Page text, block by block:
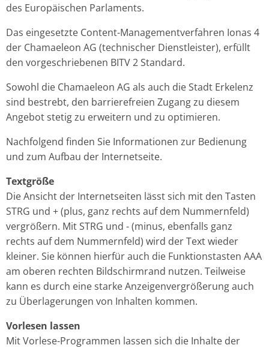
des Europäischen Parlaments.
Das eingesetzte Content-Managementverfahren Ionas 4
der Chamaeleon AG (technischer Dienstleister), erfüllt
den vorgeschriebenen BITV 2 Standard.
Sowohl die Chamaeleon AG als auch die Stadt Erkelenz
sind bestrebt, den barrierefreien Zugang zu diesem
Angebot stetig zu erweitern und zu optimieren.
Nachfolgend finden Sie Informationen zur Bedienung
und zum Aufbau der Internetseite.
Textgröße
Die Ansicht der Internetseiten lässt sich mit den Tasten
STRG und + (plus, ganz rechts auf dem Nummernfeld)
vergrößern. Mit STRG und - (minus, ebenfalls ganz
rechts auf dem Nummernfeld) wird der Text wieder
kleiner. Sie können hierfür auch die Funktionstasten AAA
am oberen rechten Bildschirmrand nutzen. Teilweise
kann es durch eine starke Anzeigenvergrößerung auch
zu Überlagerungen von Inhalten kommen.
Vorlesen lassen
Mit Vorlese-Programmen lassen sich die Inhalte der